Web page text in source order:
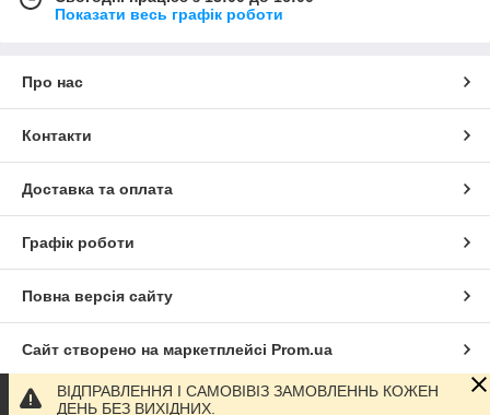
Показати весь графік роботи
Про нас
Контакти
Доставка та оплата
Графік роботи
Повна версія сайту
Сайт створено на маркетплейсі Prom.ua
Політика конфіденційності
ВІДПРАВЛЕННЯ І САМОВІВІЗ ЗАМОВЛЕННЬ КОЖЕН
ДЕНЬ БЕЗ ВИХІДНИХ.